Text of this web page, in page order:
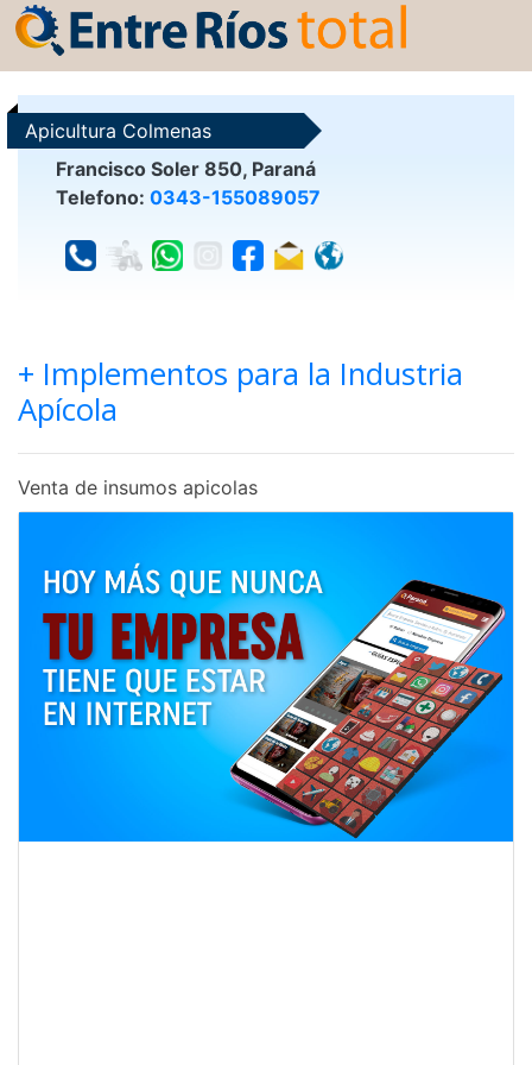
Apicultura Colmenas
Francisco Soler 850, Paraná
Telefono: 0343-155089057
+ Implementos para la Industria
Apícola
Venta de insumos apicolas